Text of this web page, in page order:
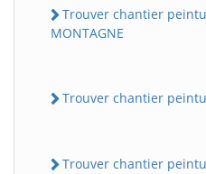
Trouver chantier
MONTAGNE
Trouver chantier
Trouver chantier